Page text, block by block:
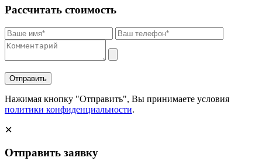
Рассчитать стоимость
Отправить
Нажимая кнопку "Отправить", Вы принимаете условия
политики конфиденциальности.
✕
Отправить заявку